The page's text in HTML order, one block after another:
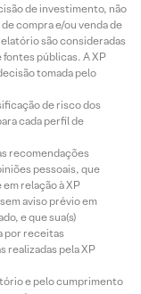
de investimento, não
compra e/ou venda de
são consideradas
fontes públicas. A XP
tomada pelo
de risco dos
cada perfil de
recomendações
pessoais, que
relação à XP
aviso prévio em
e que sua(s)
por receitas
realizadas pela XP
e pelo cumprimento